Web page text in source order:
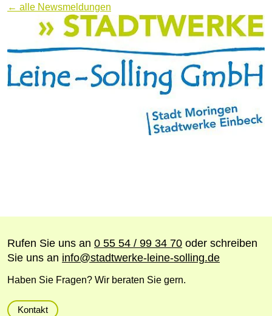
← alle Newsmeldungen
Rufen Sie uns an 0 55 54 / 99 34 70 oder schreiben
Sie uns an info@stadtwerke-leine-solling.de
Haben Sie Fragen? Wir beraten Sie gern.
Kontakt